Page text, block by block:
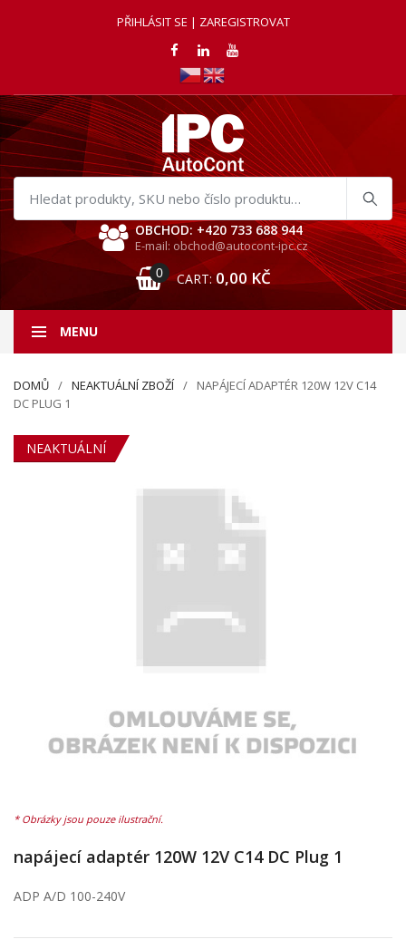
PŘIHLÁSIT SE | ZAREGISTROVAT
Hledat
produkty
OBCHOD: +420 733 688 944
E-mail: obchod@autocont-ipc.cz
0 CART: 0,00 KČ
MENU
DOMŮ NEAKTUÁLNÍ ZBOŽÍ
NAPÁJECÍ ADAPTÉR 120W 12V C14
DC PLUG 1
NEAKTUÁLNÍ
napájecí adaptér 120W 12V C14 DC Plug 1
ADP A/D 100-240V